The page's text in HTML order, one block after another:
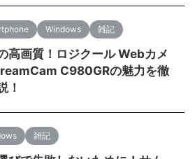
Windows 雑記
高画質！ロジクール Webカメ
C980GRの魅力を徹
！
雑記